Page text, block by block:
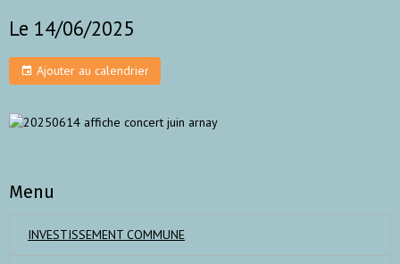
Le 14/06/2025
Ajouter au calendrier
Menu
INVESTISSEMENT COMMUNE